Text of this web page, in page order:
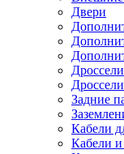
Двери
Задние
Кабели
Кабели и